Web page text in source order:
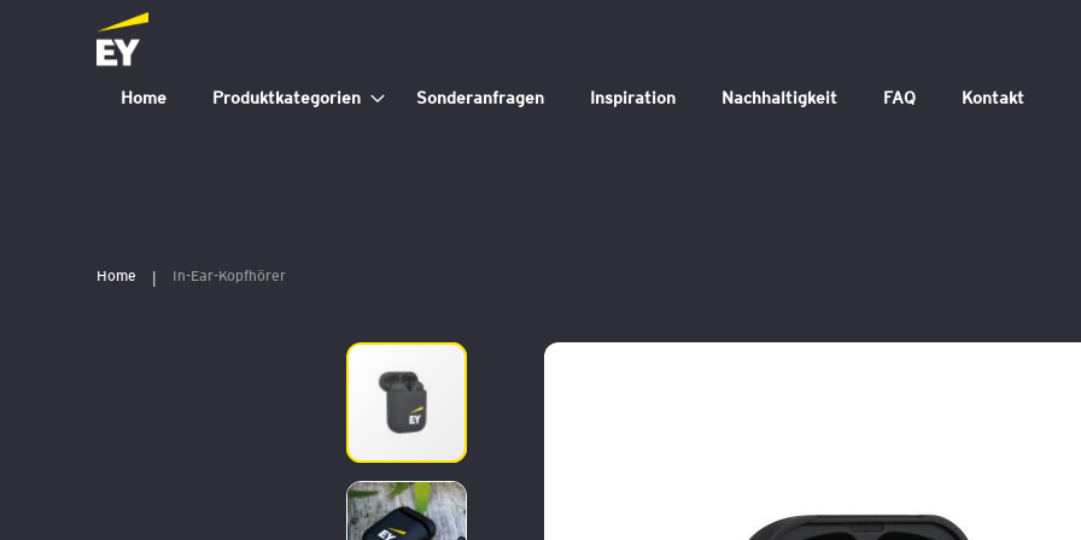
Home Produktkategorien Sonderanfragen Inspiration Nachhaltigkeit FAQ Kontakt
Home In-Ear-Kopfhörer
Zum
Ende
Bildergalerie
springen